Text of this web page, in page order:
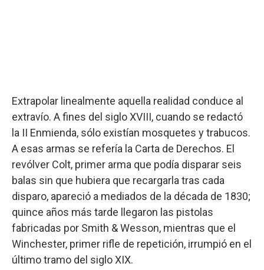
Extrapolar linealmente aquella realidad conduce al
extravío. A fines del siglo XVIII, cuando se redactó
la II Enmienda, sólo existían mosquetes y trabucos.
A esas armas se refería la Carta de Derechos. El
revólver Colt, primer arma que podía disparar seis
balas sin que hubiera que recargarla tras cada
disparo, apareció a mediados de la década de 1830;
quince años más tarde llegaron las pistolas
fabricadas por Smith & Wesson, mientras que el
Winchester, primer rifle de repetición, irrumpió en el
último tramo del siglo XIX.